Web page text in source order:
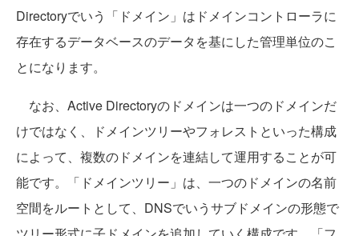
Directoryでいう「ドメイン」はドメインコントローラに
存在するデータベースのデータを基にした管理単位のこ
とになります。
なお、Active Directoryのドメインは一つのドメインだ
けではなく、ドメインツリーやフォレストといった構成
によって、複数のドメインを連結して運用することが可
能です。「ドメインツリー」は、一つのドメインの名前
空間をルートとして、DNSでいうサブドメインの形態で